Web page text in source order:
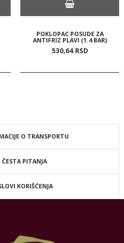
POKLOPAC POSUDE ZA
ANTIFRIZ PLAVI (1.4 BAR)
530,64 RSD
O TRANSPORTU
ČESTA PITANJA
KORIŠĆENJA